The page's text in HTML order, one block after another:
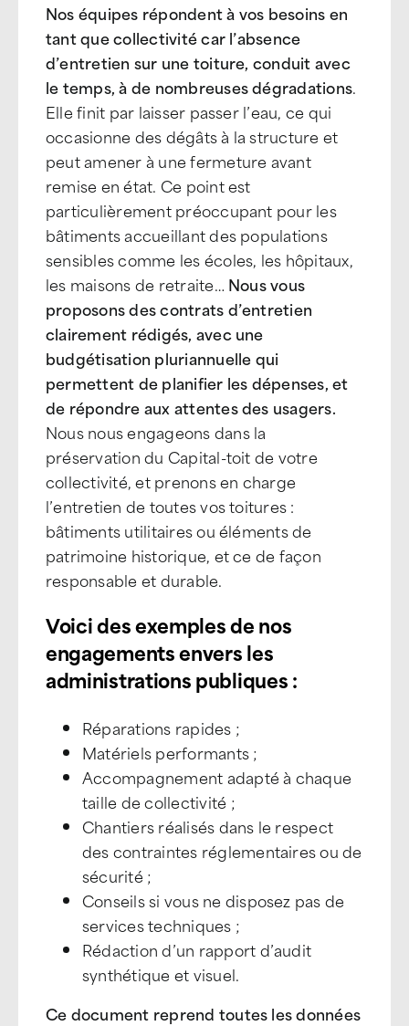
Nos équipes répondent à vos besoins en
tant que collectivité car l’absence
d’entretien sur une toiture, conduit avec
le temps, à de nombreuses dégradations.
Elle finit par laisser passer l’eau, ce qui
occasionne des dégâts à la structure et
peut amener à une fermeture avant
remise en état. Ce point est
particulièrement préoccupant pour les
bâtiments accueillant des populations
sensibles comme les écoles, les hôpitaux,
les maisons de retraite… Nous vous
proposons des contrats d’entretien
clairement rédigés, avec une
budgétisation pluriannuelle qui
permettent de planifier les dépenses, et
de répondre aux attentes des usagers.
Nous nous engageons dans la
préservation du Capital-toit de votre
collectivité, et prenons en charge
l’entretien de toutes vos toitures :
bâtiments utilitaires ou éléments de
patrimoine historique, et ce de façon
responsable et durable.
Voici des exemples de nos
engagements envers les
administrations publiques :
Réparations rapides ;
Matériels performants ;
Accompagnement adapté à chaque
taille de collectivité ;
Chantiers réalisés dans le respect
des contraintes réglementaires ou de
sécurité ;
Conseils si vous ne disposez pas de
services techniques ;
Rédaction d’un rapport d’audit
synthétique et visuel.
Ce document reprend toutes les données